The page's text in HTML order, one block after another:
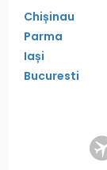
Chișinau
Parma
Iași
Bucuresti